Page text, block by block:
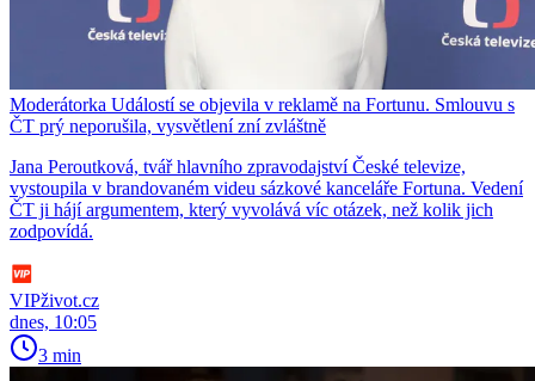
Moderátorka Událostí se objevila v reklamě na Fortunu. Smlouvu s
ČT prý neporušila, vysvětlení zní zvláštně
Jana Peroutková, tvář hlavního zpravodajství České televize,
vystoupila v brandovaném videu sázkové kanceláře Fortuna. Vedení
ČT ji hájí argumentem, který vyvolává víc otázek, než kolik jich
zodpovídá.
VIPživot.cz
dnes, 10:05
3 min